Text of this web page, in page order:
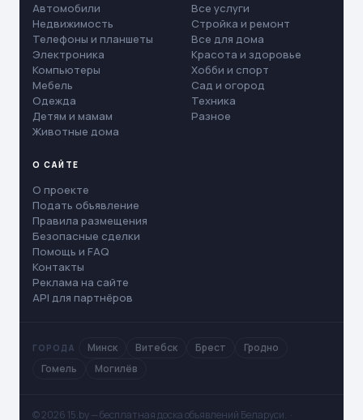
Автомобили
Недвижимость
Телефоны и планшеты
Электроника
Компьютеры
Мебель
Одежда
Детям и мамам
Животные дома
Все услуги
Стройка и ремонт
Все для дома
Красота и здоровье
Хобби и спорт
Сад и огород
Техника
Разное
О САЙТЕ
О проекте
Подать объявление
Правила размещения
Безопасные сделки
Помощь и FAQ
Контакты
Реклама на сайте
API для партнёров
ГОРОДА Минск Витебск Брест
Гродно
Гомель
Могилёв
© 2026 15.by — бесплатная доска объявлений Беларуси. ·